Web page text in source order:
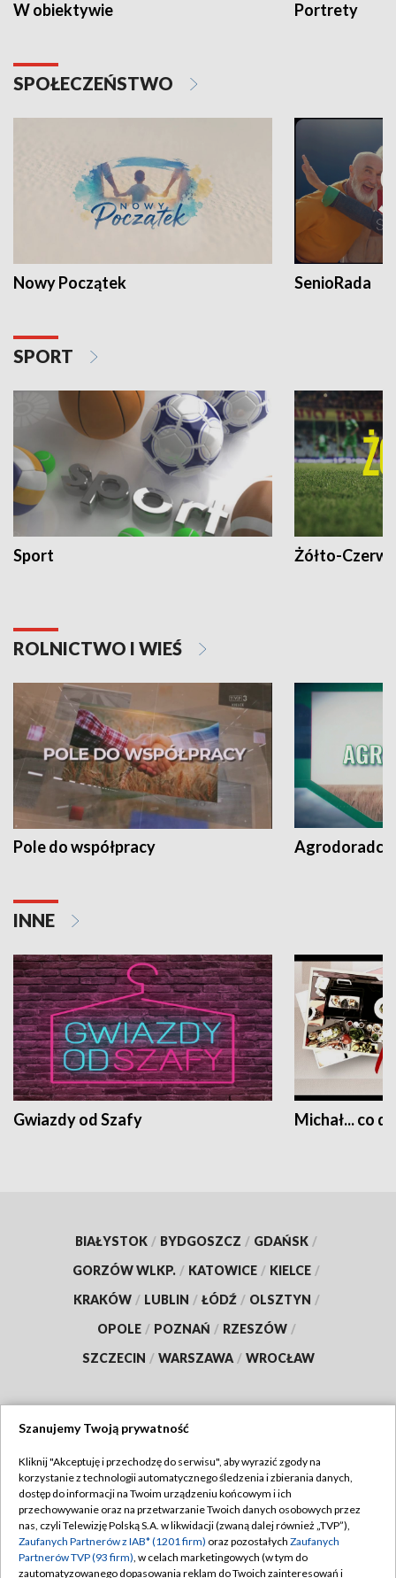
W obiektywie Portrety
SPOŁECZEŃSTWO
Nowy Początek SenioRada
SPORT
Sport Żółto-
ROLNICTWO I WIEŚ
Pole do współpracy Agrodoradcy
INNE
Gwiazdy od Szafy Michał... co
BIAŁYSTOK / BYDGOSZCZ / GDAŃSK /
GORZÓW WLKP. / KATOWICE / KIELCE /
KRAKÓW / LUBLIN / ŁÓDŹ / OLSZTYN /
OPOLE / POZNAŃ / RZESZÓW /
SZCZECIN / WARSZAWA / WROCŁAW
TVP
Abonament TVP
Emisja w TVP
Centrum informacji TVP
Regulamin TVP
Polityka prywatności
Moje zgody
Szanujemy Twoją prywatność
Kliknij "Akceptuję i przechodzę do serwisu", aby wyrazić zgody na
korzystanie z technologii automatycznego śledzenia i zbierania danych,
dostęp do informacji na Twoim urządzeniu końcowym i ich
przechowywanie oraz na przetwarzanie Twoich danych osobowych przez
nas, czyli Telewizję Polską S.A. w likwidacji (zwaną dalej również „TVP”),
Zaufanych Partnerów z IAB* (1201 firm) oraz pozostałych Zaufanych
Partnerów TVP (93 firm), w celach marketingowych (w tym do
zautomatyzowanego dopasowania reklam do Twoich zainteresowań i